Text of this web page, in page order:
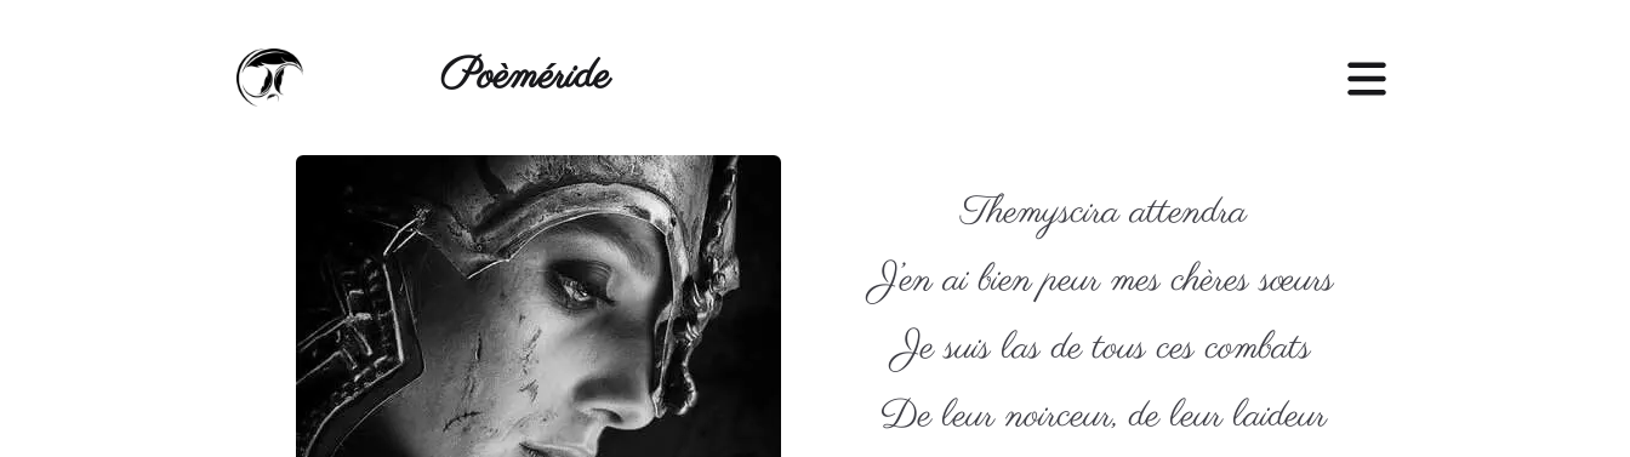
Poèméride
Themyscira attendra
J’en ai bien peur mes chères sœurs
Je suis las de tous ces combats
De leur noirceur, de leur laideur